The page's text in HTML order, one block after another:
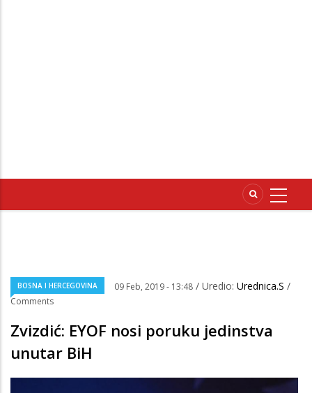
BOSNA I HERCEGOVINA 09 Feb, 2019 - 13:48 / Uredio: Urednica.S /
Comments
Zvizdić: EYOF nosi poruku jedinstva
unutar BiH